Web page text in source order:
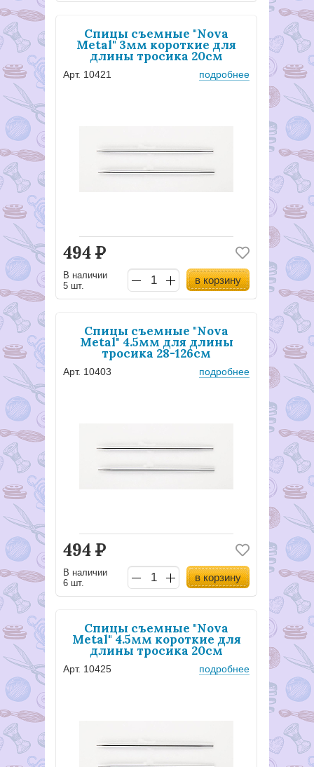
Спицы съемные "Nova
Metal" 3мм короткие для
длины тросика 20см
Арт. 10421 подробнее
494Р
В наличии
5 шт.
в корзину
Спицы съемные "Nova
Metal" 4.5мм для длины
тросика 28-126см
Арт. 10403 подробнее
494Р
В наличии
6 шт.
в корзину
Спицы съемные "Nova
Metal" 4.5мм короткие для
длины тросика 20см
Арт. 10425 подробнее